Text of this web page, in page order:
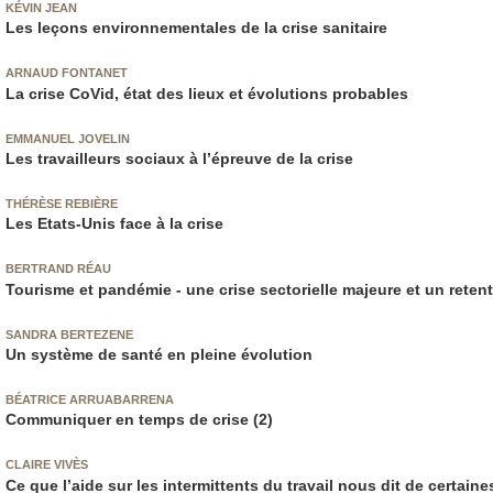
KÉVIN JEAN
Les leçons environnementales de la crise sanitaire
ARNAUD FONTANET
La crise CoVid, état des lieux et évolutions probables
EMMANUEL JOVELIN
Les travailleurs sociaux à l’épreuve de la crise
THÉRÈSE REBIÈRE
Les Etats-Unis face à la crise
BERTRAND RÉAU
Tourisme et pandémie - une crise sectorielle majeure et un
SANDRA BERTEZENE
Un système de santé en pleine évolution
BÉATRICE ARRUABARRENA
Communiquer en temps de crise (2)
CLAIRE VIVÈS
Ce que l’aide sur les intermittents du travail nous dit de